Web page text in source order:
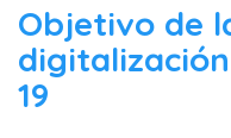
Objetivo de
19